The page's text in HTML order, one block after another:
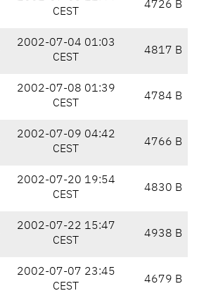
CEST
4726 B
2002-07-04 01:03
CEST
4817 B
2002-07-08 01:39
CEST
4784 B
2002-07-09 04:42
CEST
4766 B
2002-07-20 19:54
CEST
4830 B
2002-07-22 15:47
CEST
4938 B
2002-07-07 23:45
CEST
4679 B